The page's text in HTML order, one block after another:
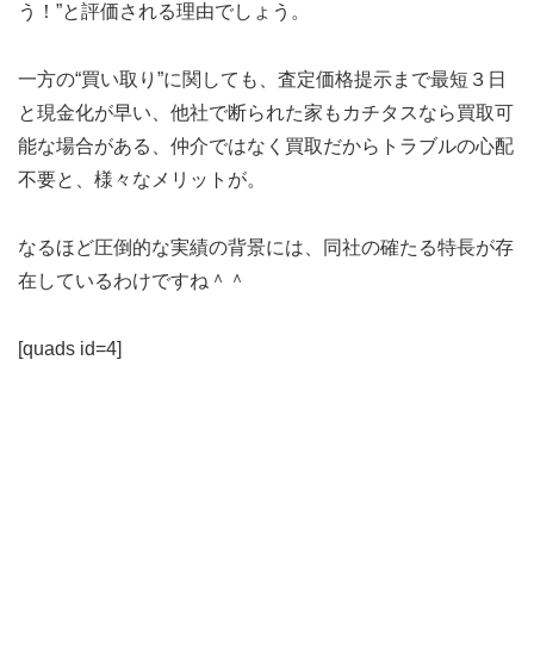
う！”と評価される理由でしょう。
一方の“買い取り”に関しても、査定価格提示まで最短３日
と現金化が早い、他社で断られた家もカチタスなら買取可
能な場合がある、仲介ではなく買取だからトラブルの心配
不要と、様々なメリットが。
なるほど圧倒的な実績の背景には、同社の確たる特長が存
在しているわけですね＾＾
[quads id=4]